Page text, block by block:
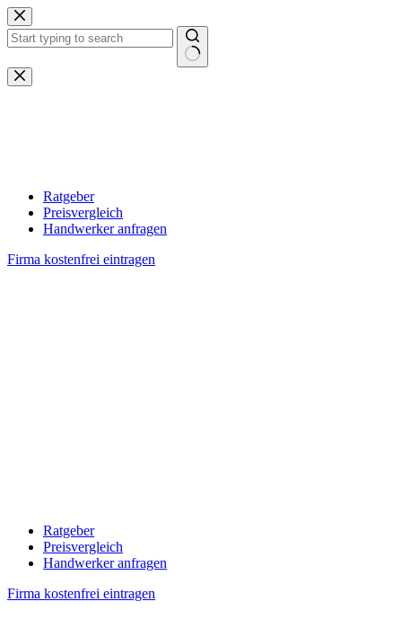
Zum
Inhalt
springen
Keine
Ergebnisse
Ratgeber
Preisvergleich
Handwerker anfragen
Firma kostenfrei eintragen
Ratgeber
Preisvergleich
Handwerker anfragen
Firma kostenfrei eintragen